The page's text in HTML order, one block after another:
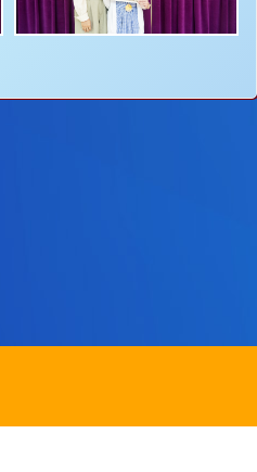
8 Yuen Chau Kok Road, Shatin,